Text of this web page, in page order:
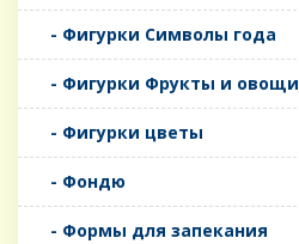
- Фигурки Символы года
- Фигурки Фрукты и овощи
- Фигурки цветы
- Фондю
- Формы для запекания